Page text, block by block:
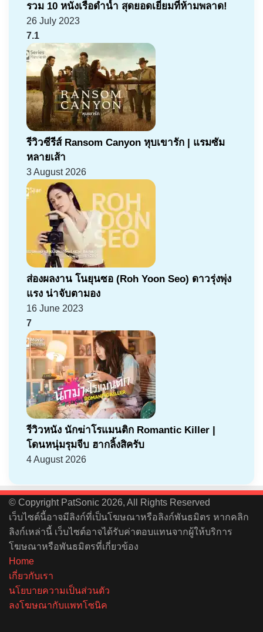
รวม 10 หนังเรือดำน้ำ สุดยอดเยี่ยมที่ห้ามพลาด!
26 July 2023
7.1
รีวิวซีรีส์ Ransom Canyon หุบเขารัก | แรมซัม
หลายเส้า
3 August 2026
ส่องผลงาน โนยุนซอ (Roh Yoon Seo) ดาวรุ่งพุ่ง
แรง น่าจับตามอง
16 June 2023
7
รีวิวหนัง นักฆ่าโรแมนติก Romantic Killer |
โดนหนุ่มรุมจีบ ฮากลิ้งสิครับ
4 August 2026
© Copyright PatSonic 2026, All Rights Reserved
เว็บไซต์นี้อาจมีลิงก์ที่เป็นโฆษณาหรือลิงก์พันธมิตร หากคลิก
ลิงก์เหล่านี้ เว็บไซต์อาจได้รับค่าตอบแทนจากผู้ให้บริการ
โฆษณาหรือพันธมิตรที่เกี่ยวข้อง
Home
เกี่ยวกับเรา
นโยบายความเป็นส่วนตัว
ลงโฆษณากับแพทโซนิค